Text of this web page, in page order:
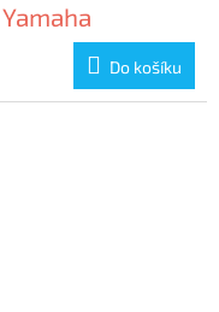
Do košíku